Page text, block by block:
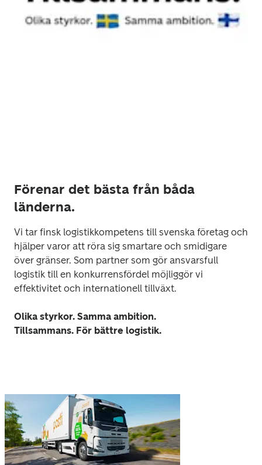
Förenar det bästa från båda
länderna.
Vi tar finsk logistikkompetens till svenska företag och
hjälper varor att röra sig smartare och smidigare
över gränser. Som partner som gör ansvarsfull
logistik till en konkurrensfördel möjliggör vi
effektivitet och internationell tillväxt.
Olika styrkor. Samma ambition.
Tillsammans. För bättre logistik.